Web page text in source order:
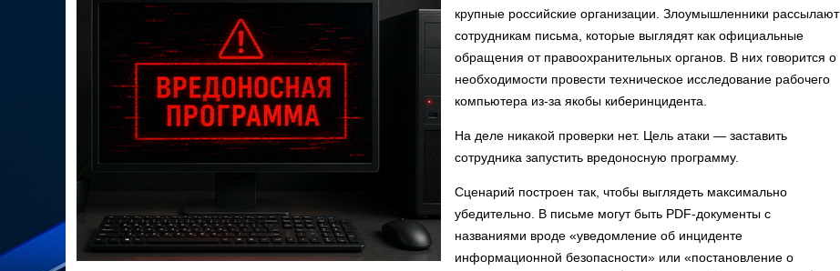
крупные российские организации. Злоумышленники рассылают
сотрудникам письма, которые выглядят как официальные
обращения от правоохранительных органов. В них говорится о
необходимости провести техническое исследование рабочего
компьютера из-за якобы киберинцидента.
На деле никакой проверки нет. Цель атаки — заставить
сотрудника запустить вредоносную программу.
Сценарий построен так, чтобы выглядеть максимально
убедительно. В письме могут быть PDF-документы с
названиями вроде «уведомление об инциденте
информационной безопасности» или «постановление о